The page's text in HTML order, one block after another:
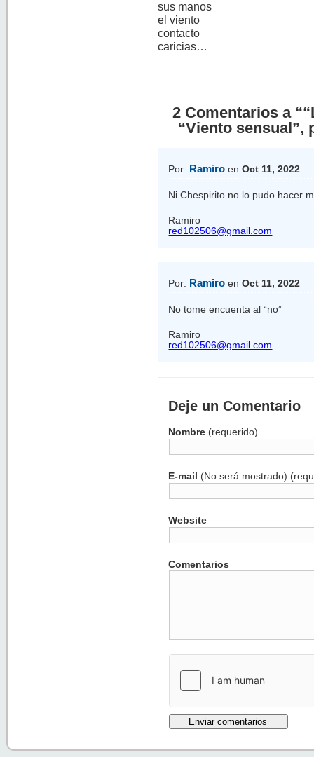
sus manos
el viento
contacto
caricias…
2 Comentarios a
“Viento sensual”,
Por: Ramiro enOct 11, 2022
Ni Chespirito no lo pudo hacer
Ramiro
red102506@gmail.com
Por: Ramiro enOct 11, 2022
No tome encuenta al “no”
Ramiro
red102506@gmail.com
Deje un Comentario
Nombre (requerido)
E-mail (No será mostrado)
Website
Comentarios